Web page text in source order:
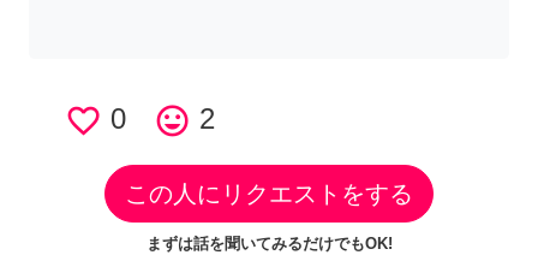
favorite_border 0 tag_faces 2
この人にリクエストをする
まずは話を聞いてみるだけでもOK!